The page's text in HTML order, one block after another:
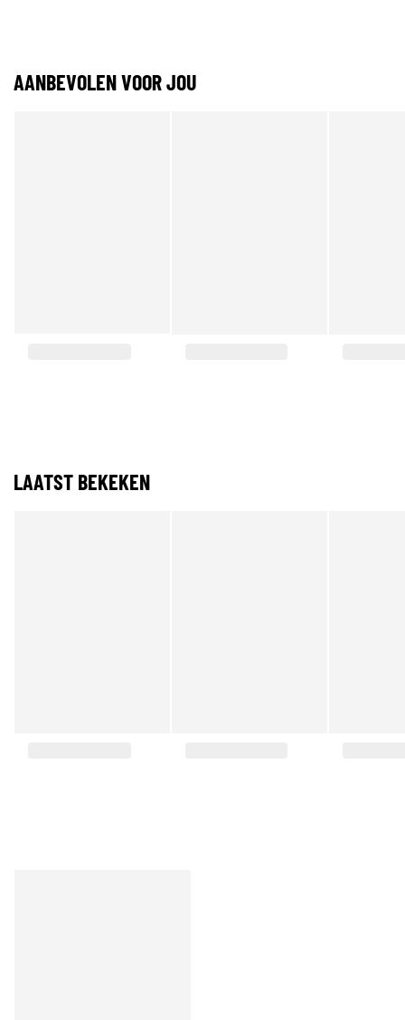
AANBEVOLEN VOOR JOU
LAATST BEKEKEN